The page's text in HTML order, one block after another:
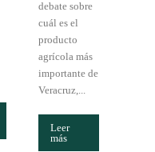
debate sobre
cuál es el
producto
agrícola más
importante de
Veracruz,...
Leer
más